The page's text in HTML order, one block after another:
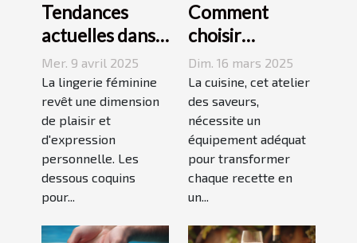
Tendances
actuelles dans
les dessous
coquins pour
femmes
Mer. 9 avril 2025
La lingerie féminine
revêt une dimension
de plaisir et
d'expression
personnelle. Les
dessous coquins
pour...
Comment
choisir
l'équipement
de cuisine idéal
pour vos
recettes
Dim. 16 mars 2025
La cuisine, cet atelier
des saveurs,
nécessite un
équipement adéquat
pour transformer
chaque recette en
un...